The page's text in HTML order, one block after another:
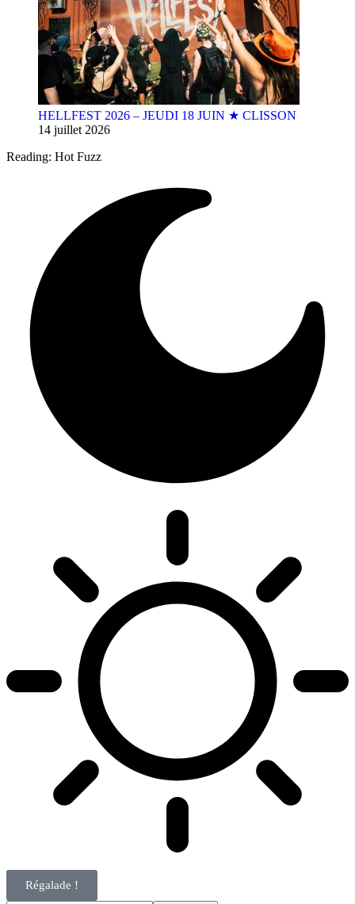
HELLFEST 2026 – JEUDI 18 JUIN ★ CLISSON
14 juillet 2026
Reading: Hot Fuzz
Régalade !